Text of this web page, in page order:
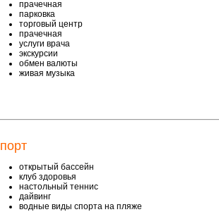
прачечная
парковка
торговый центр
прачечная
услуги врача
экскурсии
обмен валюты
живая музыка
открытый бассейн
клуб здоровья
настольный теннис
дайвинг
водные виды спорта на пляже